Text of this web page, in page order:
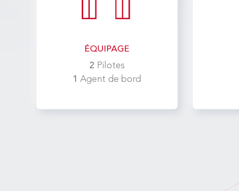
ÉQUIPAGE
2 Pilotes
1 Agent de bord